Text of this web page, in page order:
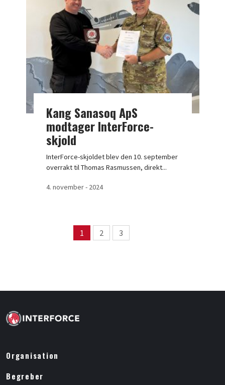
Kang Sanasoq ApS
modtager InterForce-
skjold
InterForce-skjoldet blev den 10. september
overrakt til Thomas Rasmussen, direkt...
4. november - 2024
Page navigation
Page
1 Page
2 Page
3
Organisation
Begreber